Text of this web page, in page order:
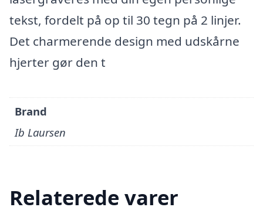
tekst, fordelt på op til 30 tegn på 2 linjer.
Det charmerende design med udskårne
hjerter gør den t
Brand
Ib Laursen
Relaterede varer